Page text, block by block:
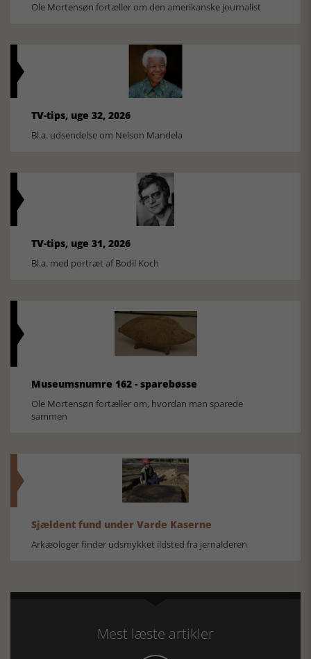
Ole Mortensøn fortæller om den amerikanske journalist
TV-tips, uge 32, 2026
Bl.a. udsendelse om Nelson Mandela
TV-tips, uge 31, 2026
Bl.a. med portræt af Bodil Koch
Museumsnumre 162 - sparebøsse
Ole Mortensøn fortæller om, hvordan man sparede
sammen
Sjældent fund under Varde Kaserne
Arkæologer finder udsmykket ildsted fra jernalderen
Mest læste artikler